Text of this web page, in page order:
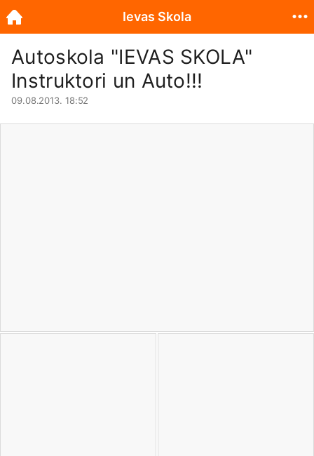
Autoskola "IEVAS SKOLA"
Instruktori un Auto!!!
09.08.2013. 18:52
Ievas Skola